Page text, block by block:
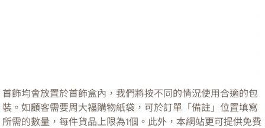
首飾均會放置於首飾盒內，我們將按不同的情況使用合適的包
裝。如顧客需要周大福購物紙袋，可於訂單「備註」位置填寫
所需的數量，每件貨品上限為1個。此外，本網站更可提供免費